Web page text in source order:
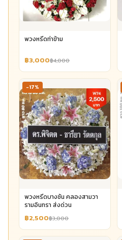
พวงหรีดท่าข้าม
฿3,000฿4,000
-17%
พวงหรีดบางชัน คลองสามวา
รามอินทรา ส่งด่วน
฿2,500฿3,000